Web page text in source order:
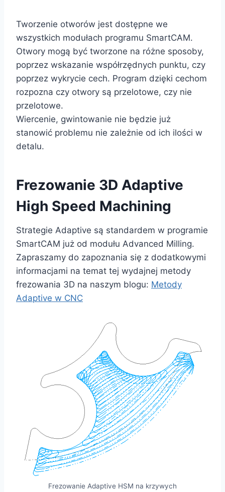
Tworzenie otworów jest dostępne we
wszystkich modułach programu SmartCAM.
Otwory mogą być tworzone na różne sposoby,
poprzez wskazanie współrzędnych punktu, czy
poprzez wykrycie cech. Program dzięki cechom
rozpozna czy otwory są przelotowe, czy nie
przelotowe.
Wiercenie, gwintowanie nie będzie już
stanowić problemu nie zależnie od ich ilości w
detalu.
Frezowanie 3D Adaptive
High Speed Machining
Strategie Adaptive są standardem w programie
SmartCAM już od modułu Advanced Milling.
Zapraszamy do zapoznania się z dodatkowymi
informacjami na temat tej wydajnej metody
frezowania 3D na naszym blogu: Metody
Adaptive w CNC
Frezowanie Adaptive HSM na krzywych